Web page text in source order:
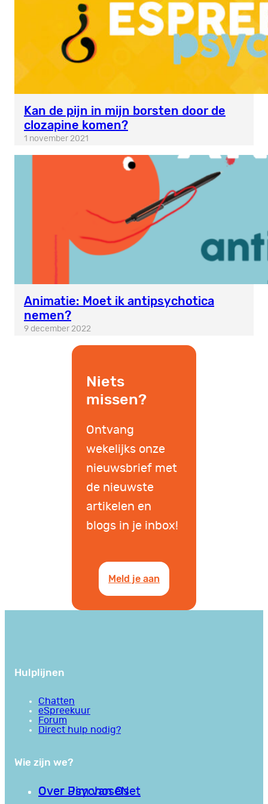
Kan de pijn in mijn borsten door de
clozapine komen?
1 november 2021
Animatie: Moet ik antipsychotica
nemen?
9 december 2022
Niets
missen?
Ontvang
wekelijks onze
nieuwsbrief met
de nieuwste
artikelen en
blogs in je inbox!
Meld je aan
Hulplijnen
Chatten
eSpreekuur
Forum
Direct hulp nodig?
Wie zijn we?
Over PsychoseNet
Over Jim van Os